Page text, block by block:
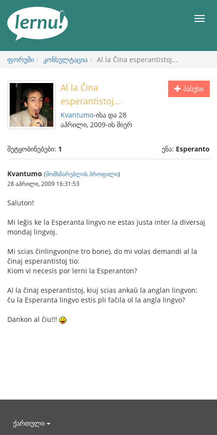
ნახვა
მენიუ
ფორუმი კონსულტაცია Al la Ĉina esperantistoj...
პასუხი
Al la Ĉina
esperantistoj...
Kvantumo-ისა და 28
აპრილი, 2009-ის მიერ
შეტყობინებები: 1 ენა: Esperanto
Kvantumo (მომხმარებლის პროფილი)
28 აპრილი, 2009 16:31:53
Saluton!
Mi leĝis ke la Esperanta lingvo ne estas justa inter la diversaj
mondaj lingvoj.
Mi scias ĉinlingvon(ne tro bone), do mi volas demandi al la
ĉinaj esperantistoj tio:
Kiom vi necesis por lerni la Esperanton?
Al la ĉinaj esperantistoj, kiuj scias ankaŭ la anglan lingvon:
ĉu la Esperanta lingvo estis pli faĉila ol la angla lingvo?
Dankon al ĉiu!!!
ქართული